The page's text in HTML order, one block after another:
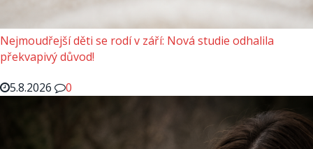
Nejmoudřejší děti se rodí v září: Nová studie odhalila
překvapivý důvod!
5.8.2026
0